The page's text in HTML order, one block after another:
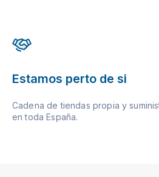
Estamos perto de si
Cadena de tiendas propia y
en toda España.